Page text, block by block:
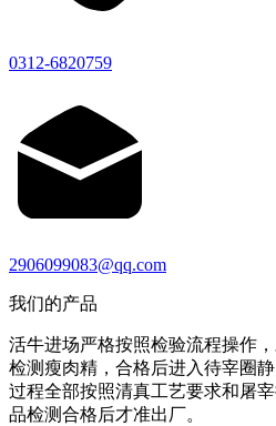
0312-6820759
2906099083@qq.com
我们的产品
活牛进场严格按照检验流程操作
检测瘦肉精，合格后进入待宰圈
过程全部按照清真工艺要求和屠
品检测合格后才准出厂。